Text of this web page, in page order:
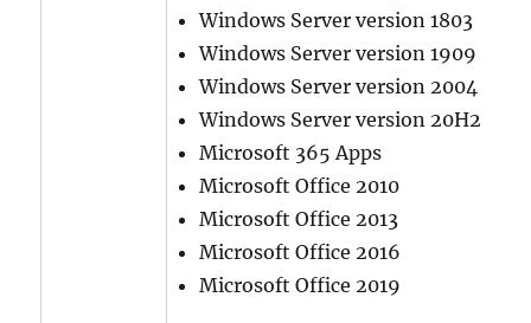
Windows Server version 1803
Windows Server version 1909
Windows Server version 2004
Windows Server version 20H2
Microsoft 365 Apps
Microsoft Office 2010
Microsoft Office 2013
Microsoft Office 2016
Microsoft Office 2019